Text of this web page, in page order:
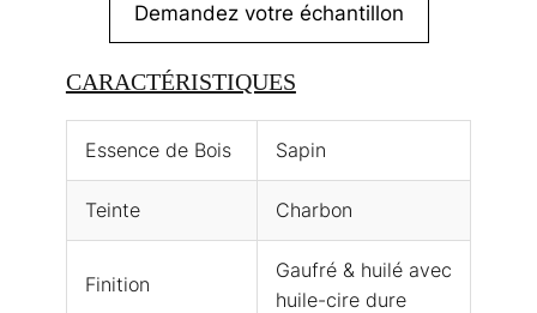
Demandez votre échantillon
CARACTÉRISTIQUES
Essence de Bois Sapin
Teinte Charbon
Finition
Gaufré & huilé avec
huile-cire dure